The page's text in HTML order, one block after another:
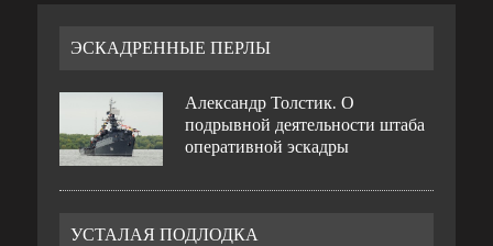
ЭСКАДРЕННЫЕ ПЕРЛЫ
Александр Толстик. О
подрывной деятельности штаба
оперативной эскадры
УСТАЛАЯ ПОДЛОДКА